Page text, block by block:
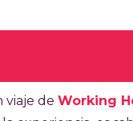
viaje de Working